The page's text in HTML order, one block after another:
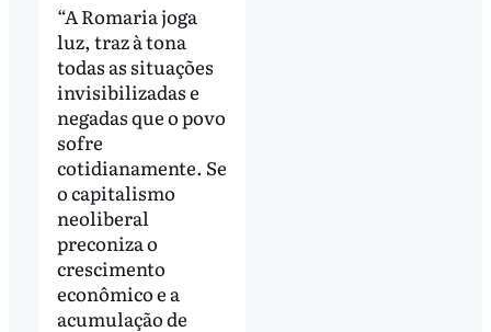
“A Romaria joga
luz, traz à tona
todas as situações
invisibilizadas e
negadas que o povo
sofre
cotidianamente. Se
o capitalismo
neoliberal
preconiza o
crescimento
econômico e a
acumulação de